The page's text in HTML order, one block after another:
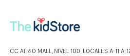
CC ATRIO MALL, NIVEL 100, LOCALES A-11 A-